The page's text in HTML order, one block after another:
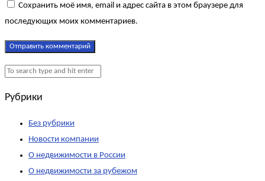
Сохранить моё имя, email и адрес сайта в этом браузере для
последующих моих комментариев.
Рубрики
Без рубрики
Новости компании
О недвижимости в России
О недвижимости за рубежом